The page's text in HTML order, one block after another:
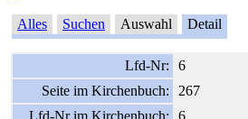
Alles Suchen Auswahl Detail
Lfd-Nr:
6
Seite im Kirchenbuch:
267
Lfd-Nr im Kirchenbuch:
6